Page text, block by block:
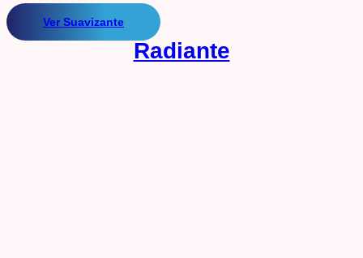
Radiante
Ver Suavizante